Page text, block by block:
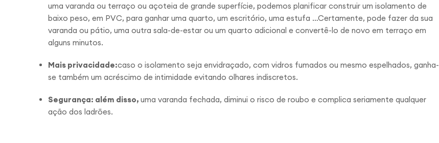
uma varanda ou terraço ou açoteia de grande superfície, podemos planificar construir um isolamento de
baixo peso, em PVC, para ganhar uma quarto, um escritório, uma estufa …Certamente, pode fazer da sua
varanda ou pátio, uma outra sala-de-estar ou um quarto adicional e convertê-lo de novo em terraço em
alguns minutos.
Mais privacidade:caso o isolamento seja envidraçado, com vidros fumados ou mesmo espelhados, ganha-
se também um acréscimo de intimidade evitando olhares indiscretos.
Segurança: além disso, uma varanda fechada, diminui o risco de roubo e complica seriamente qualquer
ação dos ladrões.